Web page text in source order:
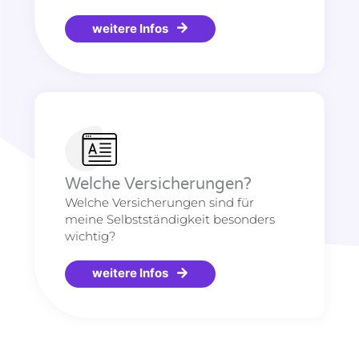
weitere Infos
Welche Versicherungen?
Welche Versicherungen sind für
meine Selbstständigkeit besonders
wichtig?
weitere Infos